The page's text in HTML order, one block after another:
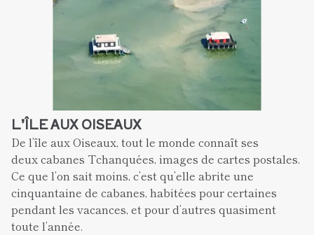
L’ÎLE AUX OISEAUX
De l’île aux Oiseaux, tout le monde connaît ses
deux cabanes Tchanquées, images de cartes postales.
Ce que l’on sait moins, c’est qu’elle abrite une
cinquantaine de cabanes, habitées pour certaines
pendant les vacances, et pour d’autres quasiment
toute l’année.